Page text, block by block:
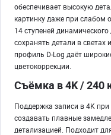
обеспечивает высокую
картинку даже при слабом
14 ступеней
сохранять детали в светах
профиль D-Log даёт
цветокоррекции.
Съёмка в 4K / 240
Поддержка записи в 4K
создавать плавные
детализацией. Подходит